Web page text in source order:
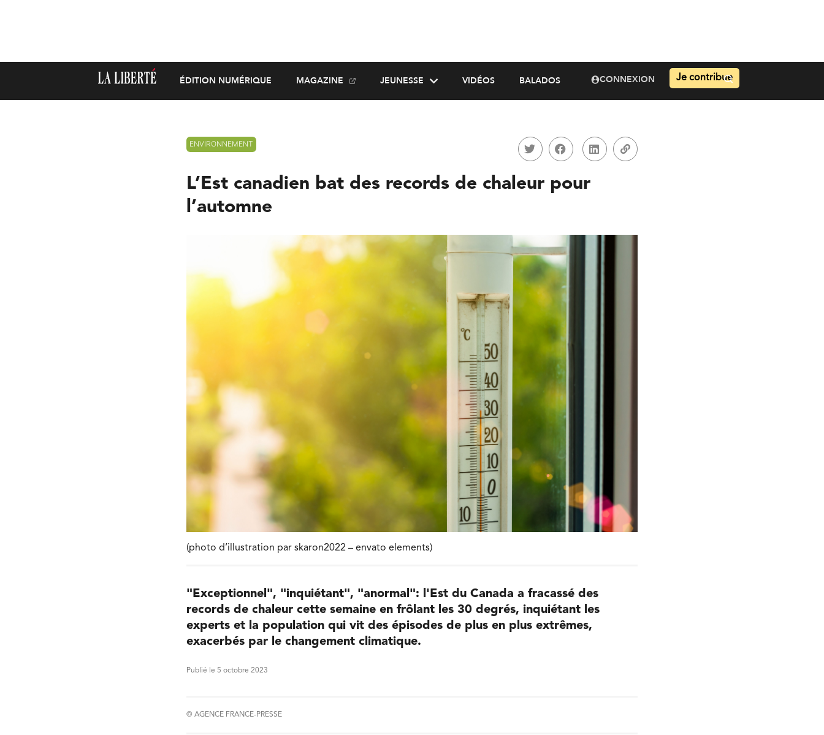
ÉDITION NUMÉRIQUE MAGAZINE JEUNESSE VIDÉOS BALADOS CONNEXION Je contribue
ENVIRONNEMENT
L’Est canadien bat des records de chaleur pour
l’automne
(photo d’illustration par skaron2022 – envato elements)
"Exceptionnel", "inquiétant", "anormal": l'Est du Canada a fracassé des
records de chaleur cette semaine en frôlant les 30 degrés, inquiétant les
experts et la population qui vit des épisodes de plus en plus extrêmes,
exacerbés par le changement climatique.
Publié le 5 octobre 2023
© AGENCE FRANCE-PRESSE